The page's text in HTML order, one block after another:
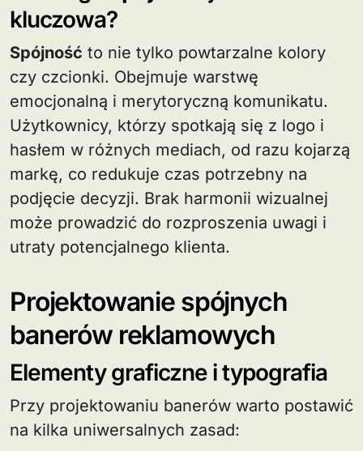
kluczowa?
Spójność to nie tylko powtarzalne kolory
czy czcionki. Obejmuje warstwę
emocjonalną i merytoryczną komunikatu.
Użytkownicy, którzy spotkają się z logo i
hasłem w różnych mediach, od razu kojarzą
markę, co redukuje czas potrzebny na
podjęcie decyzji. Brak harmonii wizualnej
może prowadzić do rozproszenia uwagi i
utraty potencjalnego klienta.
Projektowanie spójnych
banerów reklamowych
Elementy graficzne i typografia
Przy projektowaniu banerów warto postawić
na kilka uniwersalnych zasad: